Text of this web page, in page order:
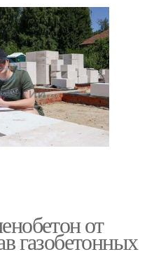
от
газобетонных